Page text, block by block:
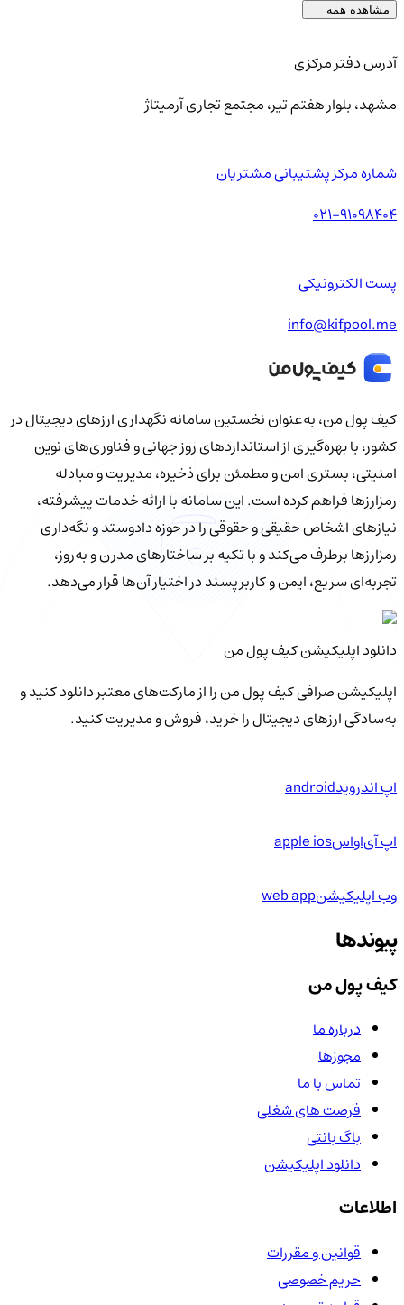
مشاهده همه
آدرس دفتر مرکزی
مشهد، بلوار هفتم تیر، مجتمع تجاری آرمیتاژ
شماره مرکز پشتیبانی مشتریان
021-91098404
پست الکترونیکی
info@kifpool.me
کیف‌ پول من، به‌عنوان نخستین سامانه نگهداری ارزهای دیجیتال در
کشور، با بهره‌گیری از استانداردهای روز جهانی و فناوری‌های نوین
امنیتی، بستری امن و مطمئن برای ذخیره، مدیریت و مبادله
رمزارزها فراهم کرده است. این سامانه با ارائه خدمات پیشرفته،
نیازهای اشخاص حقیقی و حقوقی را در حوزه دادوستد و نگه‌داری
رمزارزها برطرف می‌کند و با تکیه بر ساختارهای مدرن و به‌روز،
تجربه‌ای سریع، ایمن و کاربرپسند در اختیار آن‌ها قرار می‌دهد.
دانلود اپلیکیشن کیف‌ پول من
اپلیکیشن صرافی کیف پول من را از مارکت‌های معتبر دانلود کنید و
به‌سادگی ارزهای دیجیتال را خرید، فروش و مدیریت کنید.
اپ اندرویدandroid
اپ آی‌او‌اسapple ios
وب اپلیکیشنweb app
پیوندها
کیف پول من
درباره ما
مجوزها
تماس با ما
فرصت های شغلی
باگ بانتی
دانلود اپلیکیشن
اطلاعات
قوانین و مقررات
حریم خصوصی